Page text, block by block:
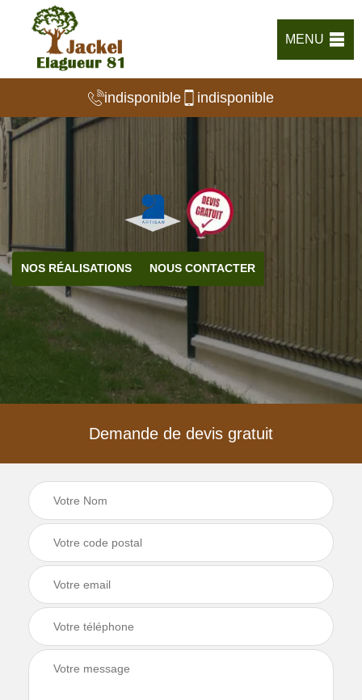
MENU
indisponible indisponible
NOS RÉALISATIONS NOUS CONTACTER
Demande de devis gratuit